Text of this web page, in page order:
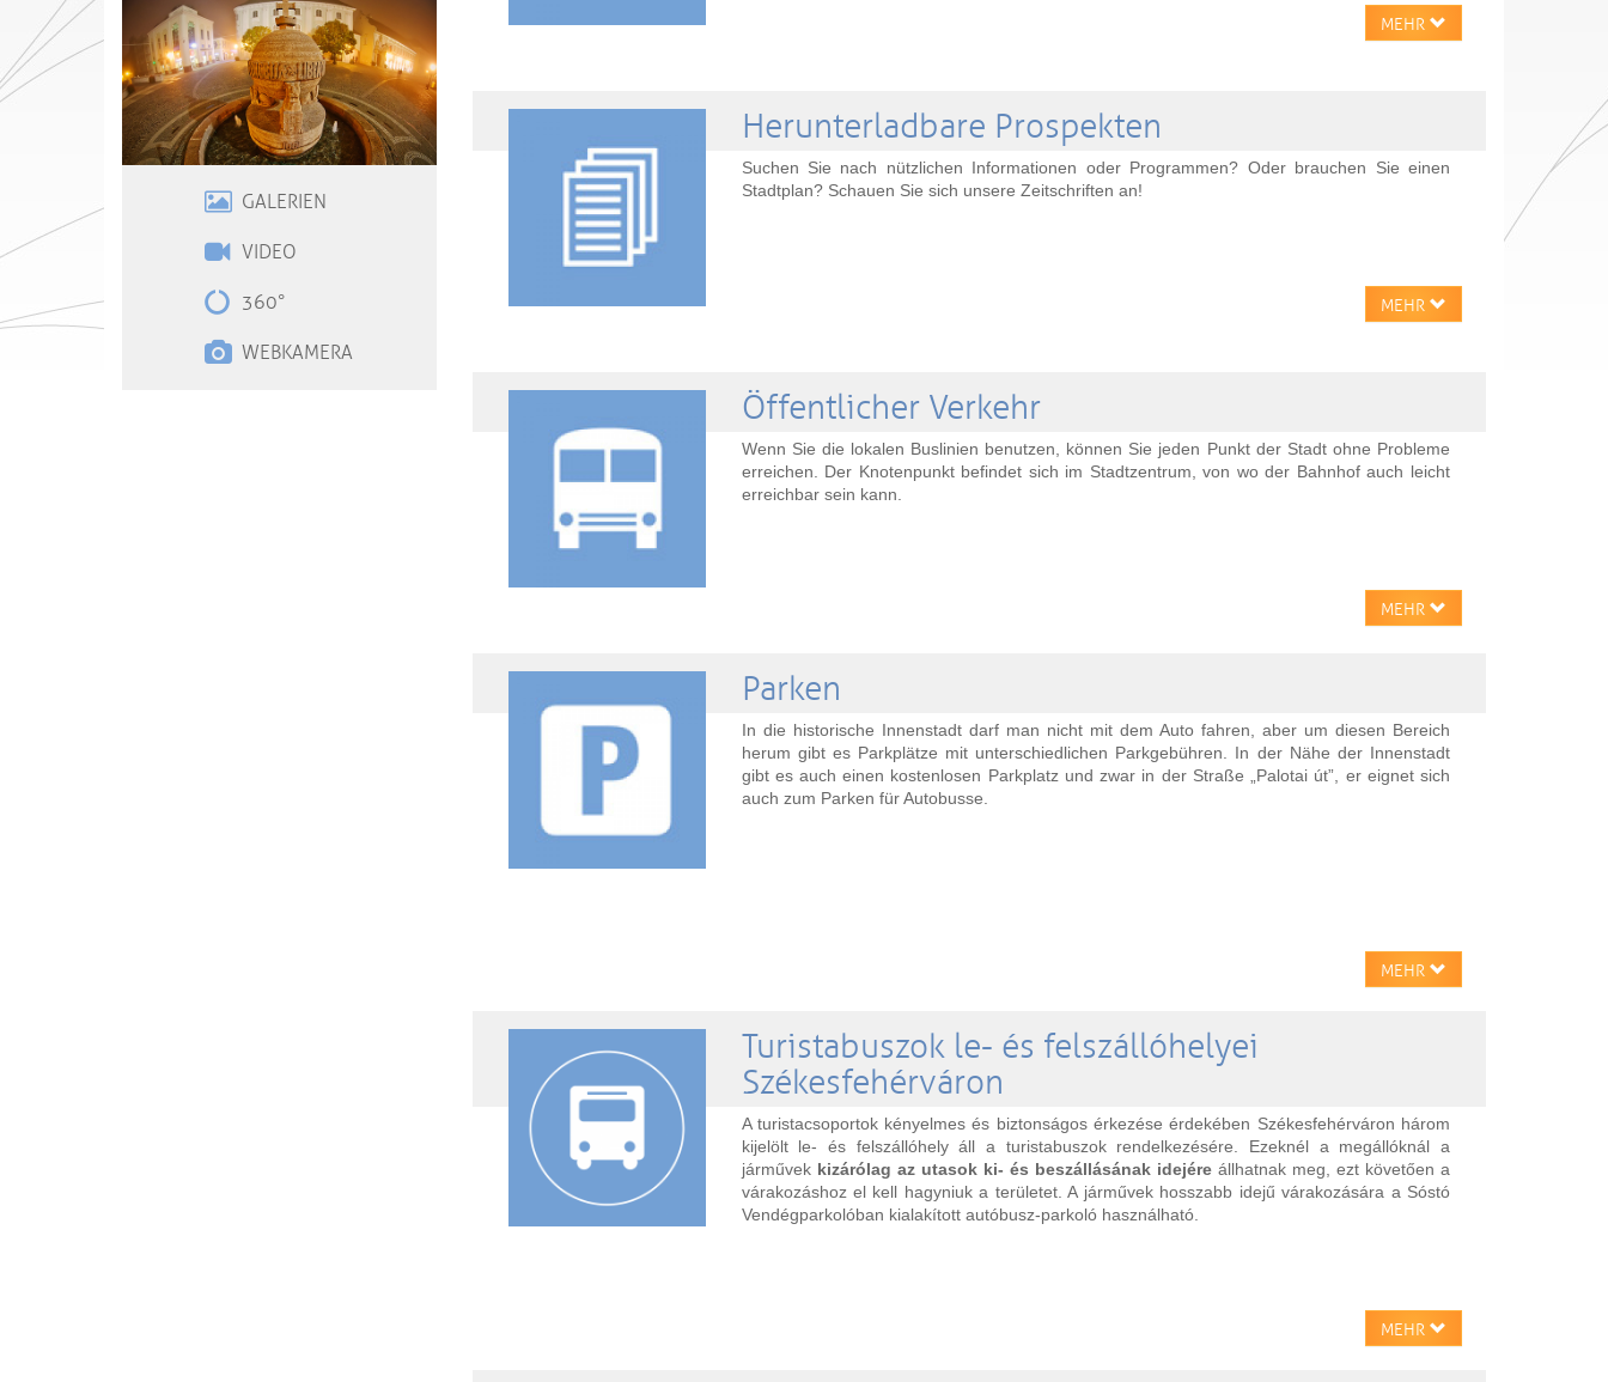
MEHR
Herunterladbare Prospekten
Suchen Sie nach nützlichen Informationen oder Programmen? Oder brauchen Sie einen
Stadtplan? Schauen Sie sich unsere Zeitschriften an!
MEHR
Öffentlicher Verkehr
Wenn Sie die lokalen Buslinien benutzen, können Sie jeden Punkt der Stadt ohne Probleme
erreichen. Der Knotenpunkt befindet sich im Stadtzentrum, von wo der Bahnhof auch leicht
erreichbar sein kann.
MEHR
Parken
In die historische Innenstadt darf man nicht mit dem Auto fahren, aber um diesen Bereich
herum gibt es Parkplätze mit unterschiedlichen Parkgebühren. In der Nähe der Innenstadt
gibt es auch einen kostenlosen Parkplatz und zwar in der Straße „Palotai út”, er eignet sich
auch zum Parken für Autobusse.
MEHR
Turistabuszok le- és felszállóhelyei
Székesfehérváron
A turistacsoportok kényelmes és biztonságos érkezése érdekében Székesfehérváron három
kijelölt le- és felszállóhely áll a turistabuszok rendelkezésére. Ezeknél a megállóknál a
járművek kizárólag az utasok ki- és beszállásának idejéreállhatnak meg, ezt követően a
várakozáshoz el kell hagyniuk a területet. A járművek hosszabb idejű várakozására a Sóstó
Vendégparkolóban kialakított autóbusz-parkoló használható.
MEHR
GALERIEN
VIDEO
360°
WEBKAMERA